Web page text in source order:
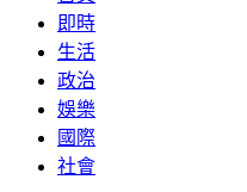
即時
生活
政治
娛樂
國際
社會